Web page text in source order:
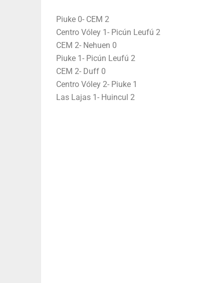
Piuke 0- CEM 2
Centro Vóley 1- Picún Leufú 2
CEM 2- Nehuen 0
Piuke 1- Picún Leufú 2
CEM 2- Duff 0
Centro Vóley 2- Piuke 1
Las Lajas 1- Huincul 2